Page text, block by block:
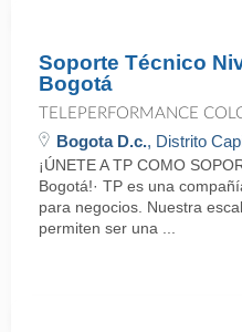
Soporte Técnico
Bogotá
TELEPERFORMANCE
Bogota D.c., Distrito
¡ÚNETE A TP COMO
Bogotá!· TP es una
para negocios. Nuestra
permiten ser una ...